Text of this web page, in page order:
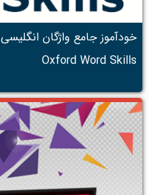
خودآموز جامع واژگان انگلیسی
Oxford Word Skills